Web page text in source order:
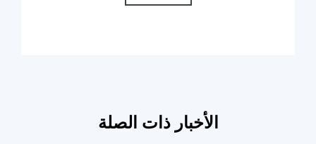
الأخبار ذات الصلة